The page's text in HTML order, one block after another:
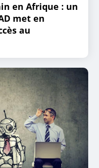
en Afrique : un
met en
au